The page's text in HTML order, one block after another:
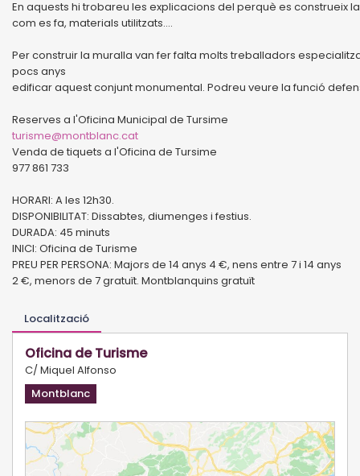
En aquests hi trobareu les explicacions del perquè es construeix
com es fa, materials utilitzats....
Per construir la muralla van fer falta molts treballadors
pocs anys
edificar aquest conjunt monumental. Podreu veure la funció
Reserves a l'Oficina Municipal de Tursime
turisme@montblanc.cat
Venda de tiquets a l'Oficina de Tursime
977 861 733
HORARI: A les 12h30.
DISPONIBILITAT: Dissabtes, diumenges i festius.
DURADA: 45 minuts
INICI: Oficina de Turisme
PREU PER PERSONA: Majors de 14 anys 4 €, nens entre 7 i 14 anys
2 €, menors de 7 gratuït. Montblanquins gratuït
Localització
Oficina de Turisme
C/ Miquel Alfonso
Montblanc